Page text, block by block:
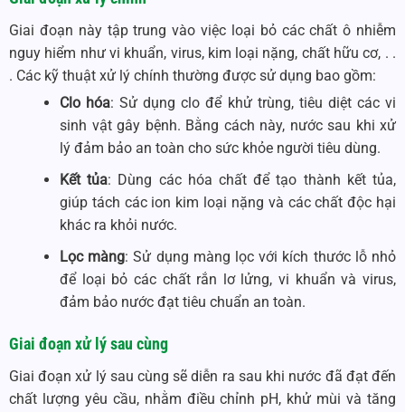
Giai đoạn này tập trung vào việc loại bỏ các chất ô nhiễm
nguy hiểm như vi khuẩn, virus, kim loại nặng, chất hữu cơ, . .
. Các kỹ thuật xử lý chính thường được sử dụng bao gồm:
Clo hóa: Sử dụng clo để khử trùng, tiêu diệt các vi
sinh vật gây bệnh. Bằng cách này, nước sau khi xử
lý đảm bảo an toàn cho sức khỏe người tiêu dùng.
Kết tủa: Dùng các hóa chất để tạo thành kết tủa,
giúp tách các ion kim loại nặng và các chất độc hại
khác ra khỏi nước.
Lọc màng: Sử dụng màng lọc với kích thước lỗ nhỏ
để loại bỏ các chất rắn lơ lửng, vi khuẩn và virus,
đảm bảo nước đạt tiêu chuẩn an toàn.
Giai đoạn xử lý sau cùng
Giai đoạn xử lý sau cùng sẽ diễn ra sau khi nước đã đạt đến
chất lượng yêu cầu, nhằm điều chỉnh pH, khử mùi và tăng